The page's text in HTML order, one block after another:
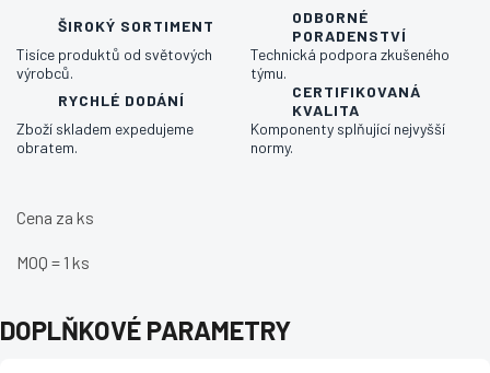
ŠIROKÝ SORTIMENT
Tisíce produktů od světových
výrobců.
ODBORNÉ
PORADENSTVÍ
Technická podpora zkušeného
týmu.
RYCHLÉ DODÁNÍ
Zboží skladem expedujeme
obratem.
CERTIFIKOVANÁ
KVALITA
Komponenty splňující nejvyšší
normy.
Cena za ks
MOQ = 1 ks
DOPLŇKOVÉ PARAMETRY